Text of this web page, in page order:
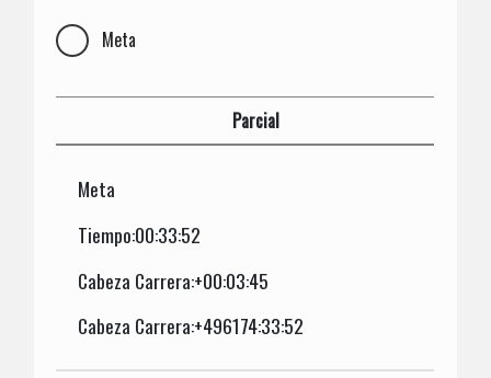
Meta
Parcial
Meta
Tiempo:00:33:52
Cabeza Carrera:+00:03:45
Cabeza Carrera:+496174:33:52